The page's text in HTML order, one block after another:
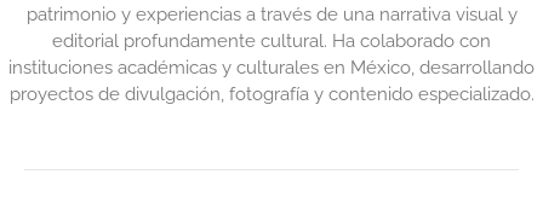
patrimonio y experiencias a través de una narrativa visual y
editorial profundamente cultural. Ha colaborado con
instituciones académicas y culturales en México, desarrollando
proyectos de divulgación, fotografía y contenido especializado.